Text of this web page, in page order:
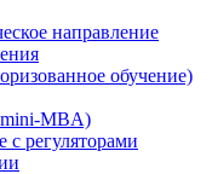
направление
обучение)
MBA)
регуляторами